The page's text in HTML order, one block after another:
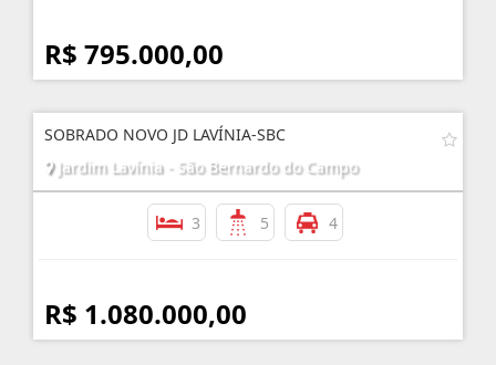
R$ 795.000,00
SOBRADO NOVO JD LAVÍNIA-SBC
Jardim Lavínia - São Bernardo do Campo
3 5 4
R$ 1.080.000,00